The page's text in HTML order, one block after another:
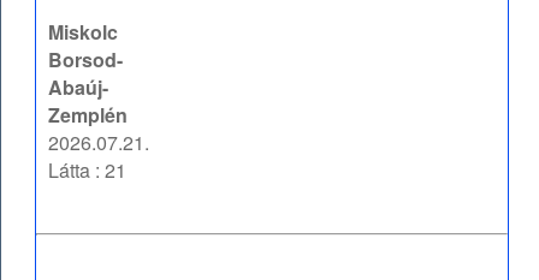
Miskolc
Borsod-
Abaúj-
Zemplén
2026.07.21.
Látta : 21